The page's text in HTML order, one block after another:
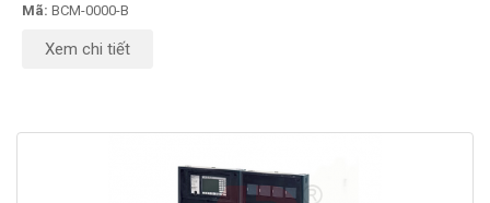
Mã: BCM-0000-B
Xem chi tiết